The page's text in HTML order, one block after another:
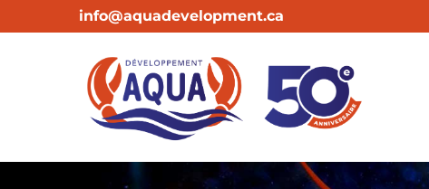
info@aquadevelopment.ca